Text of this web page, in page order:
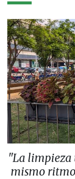
"La limpieza
mismo